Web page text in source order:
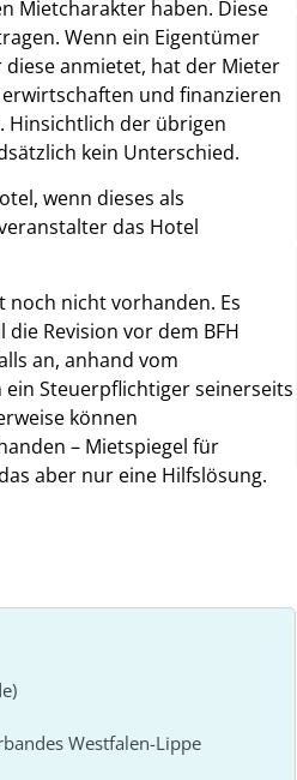
Mietcharakter haben. Diese
Wenn ein Eigentümer
anmietet, hat der Mieter
und finanzieren
Hinsichtlich der übrigen
kein Unterschied.
wenn dieses als
das Hotel
noch nicht vorhanden. Es
Revision vor dem BFH
an, anhand vom
Steuerpflichtiger seinerseits
können
– Mietspiegel für
aber nur eine Hilfslösung.
Westfalen-Lippe